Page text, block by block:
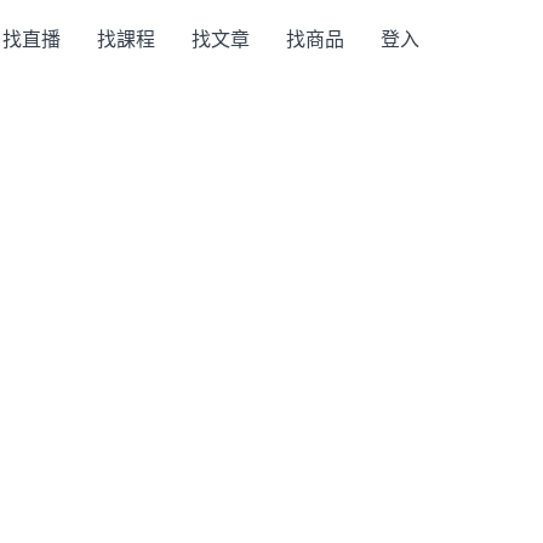
找直播 找課程 找文章 找商品 登入